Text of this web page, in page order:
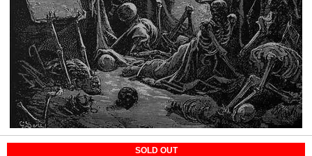
SOLD OUT